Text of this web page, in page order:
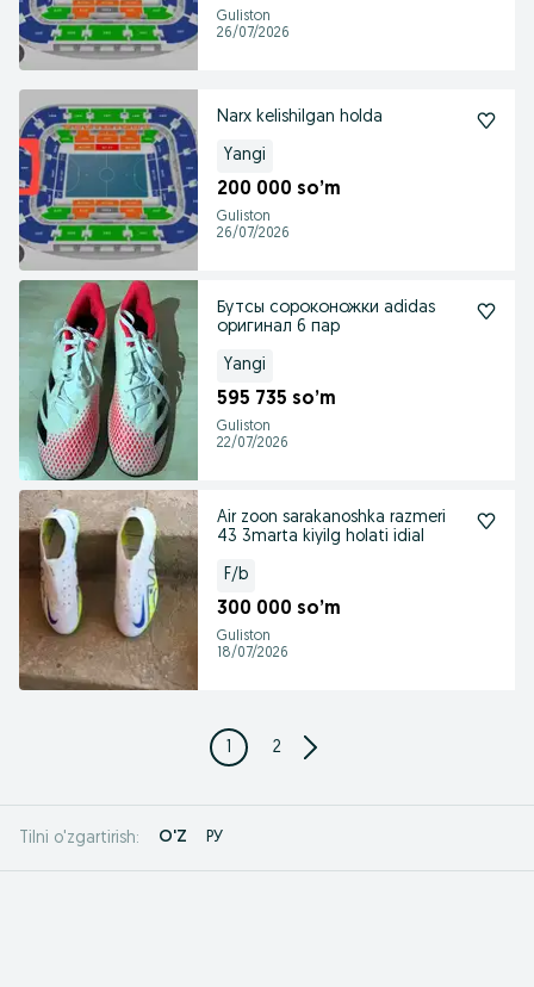
Guliston
26/07/2026
Narx kelishilgan holda
Yangi
200 000 so’m
Guliston
26/07/2026
Бутсы сороконожки adidas
оригинал 6 пар
Yangi
595 735 so’m
Guliston
22/07/2026
Air zoon sarakanoshka razmeri
43 3marta kiyilg holati idial
F/b
300 000 so’m
Guliston
18/07/2026
1 2
Tilni o'zgartirish: O'Z РУ